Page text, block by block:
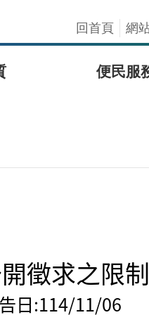
回首頁
網
便民服
徵求之限
日:114/11/06